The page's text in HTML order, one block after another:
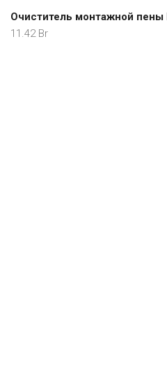
Очиститель монтажной пены
11.42 Br